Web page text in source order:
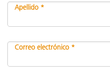
Apellido *
Correo electrónico *